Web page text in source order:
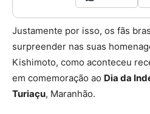
Justamente por isso, os fãs
surpreender nas suas
Kishimoto, como aconteceu
em comemoração ao Dia da
Turiaçu, Maranhão.